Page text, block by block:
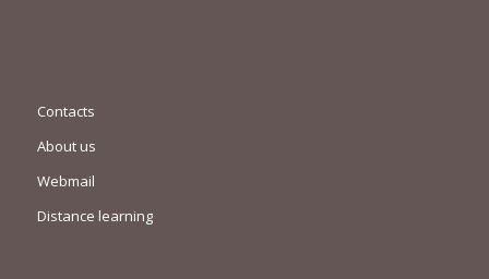
Contacts
About us
Webmail
Distance learning